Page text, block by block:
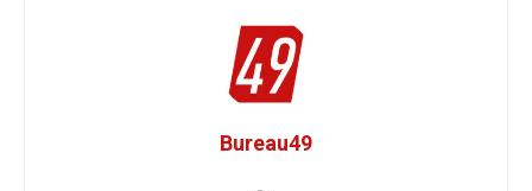
Bureau49